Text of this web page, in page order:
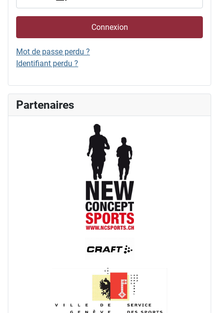
Connexion
Mot de passe perdu ?
Identifiant perdu ?
Partenaires